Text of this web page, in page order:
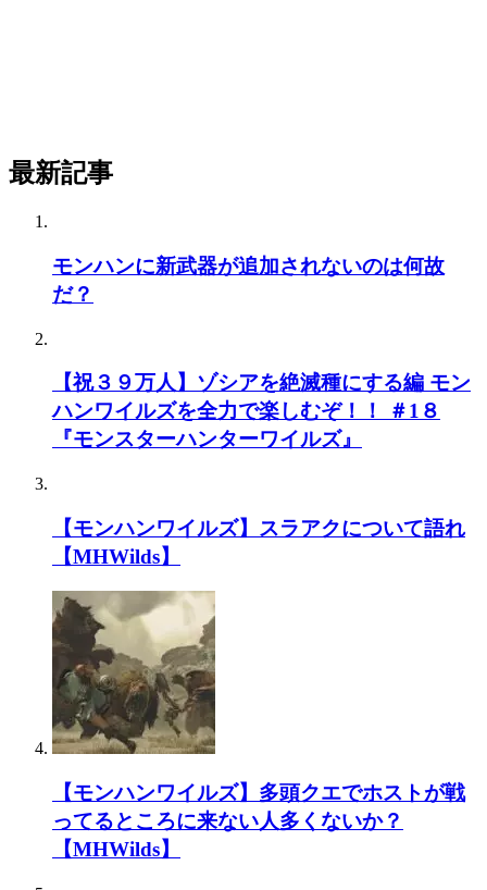
最新記事
モンハンに新武器が追加されないのは何故
だ？
【祝３９万人】ゾシアを絶滅種にする編 モン
ハンワイルズを全力で楽しむぞ！！ ＃1８
『モンスターハンターワイルズ』
【モンハンワイルズ】スラアクについて語れ
【MHWilds】
【モンハンワイルズ】多頭クエでホストが戦
ってるところに来ない人多くないか？
【MHWilds】